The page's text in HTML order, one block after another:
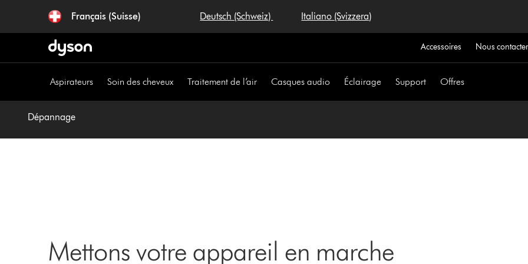
pages
Français (Suisse) Deutsch (Schweiz) Italiano (Svizzera)
Accessoires Nous contacter
Aspirateurs Soin des cheveux Traitement de l’air Casques audio Éclairage Support Offres
Dépannage
Mettons votre appareil en marche